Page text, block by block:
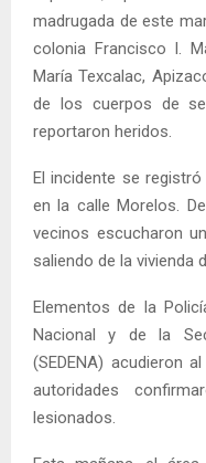
madrugada de este
colonia Francisco I.
María Texcalac,
de los cuerpos de
reportaron heridos.
El incidente se
en la calle Morelos.
vecinos escucharon
saliendo de la vivienda
Elementos de la
Nacional y de la
(SEDENA) acudieron
autoridades
lesionados.